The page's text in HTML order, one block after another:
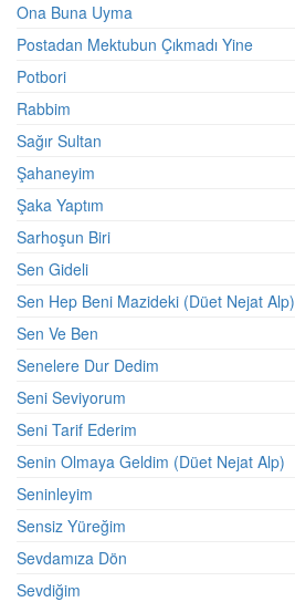
Ona Buna Uyma
Postadan Mektubun Çıkmadı Yine
Potbori
Rabbim
Sağır Sultan
Şahaneyim
Şaka Yaptım
Sarhoşun Biri
Sen Gideli
Sen Hep Beni Mazideki (Düet Nejat Alp)
Sen Ve Ben
Senelere Dur Dedim
Seni Seviyorum
Seni Tarif Ederim
Senin Olmaya Geldim (Düet Nejat Alp)
Seninleyim
Sensiz Yüreğim
Sevdamıza Dön
Sevdiğim